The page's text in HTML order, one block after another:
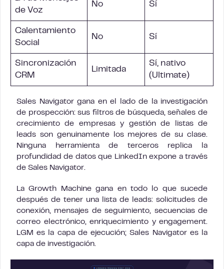
de Voz
No Sí
Calentamiento
Social
No Sí
Sincronización
CRM
Limitada
Sí, nativo
(Ultimate)
Sales Navigator gana en el lado de la investigación
de prospección: sus filtros de búsqueda, señales de
crecimiento de empresas y gestión de listas de
leads son genuinamente los mejores de su clase.
Ninguna herramienta de terceros replica la
profundidad de datos que LinkedIn expone a través
de Sales Navigator.
La Growth Machine gana en todo lo que sucede
después de tener una lista de leads: solicitudes de
conexión, mensajes de seguimiento, secuencias de
correo electrónico, enriquecimiento y engagement.
LGM es la capa de ejecución; Sales Navigator es la
capa de investigación.